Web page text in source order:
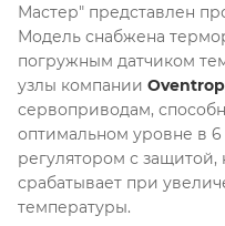
Мастер" представлен
Модель снабжена
погружным датчиком
узлы компании Оventrop
сервоприводам,
оптимальном уровне в
регулятором с
срабатывает при
температуры.